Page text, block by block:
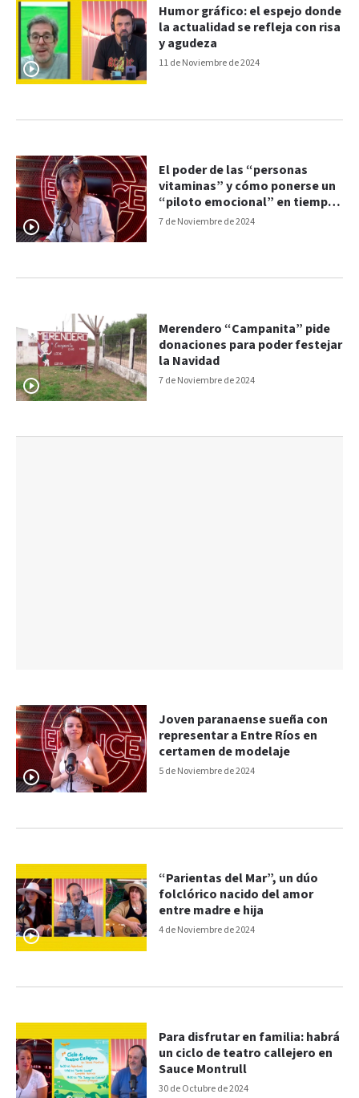
11 de Noviembre de 2024
Humor gráfico: el espejo donde
la actualidad se refleja con risa
y agudeza
7 de Noviembre de 2024
El poder de las “personas
vitaminas” y cómo ponerse un
“piloto emocional” en tiempos
de estrés
7 de Noviembre de 2024
Merendero “Campanita” pide
donaciones para poder festejar
la Navidad
5 de Noviembre de 2024
Joven paranaense sueña con
representar a Entre Ríos en
certamen de modelaje
4 de Noviembre de 2024
“Parientas del Mar”, un dúo
folclórico nacido del amor
entre madre e hija
30 de Octubre de 2024
Para disfrutar en familia: habrá
un ciclo de teatro callejero en
Sauce Montrull